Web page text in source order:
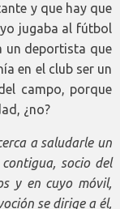
y que hay que
jugaba al fútbol
un deportista que
en el club ser un
campo, porque
¿no?
a saludarle un
socio del
y en cuyo móvil,
se dirige a él,